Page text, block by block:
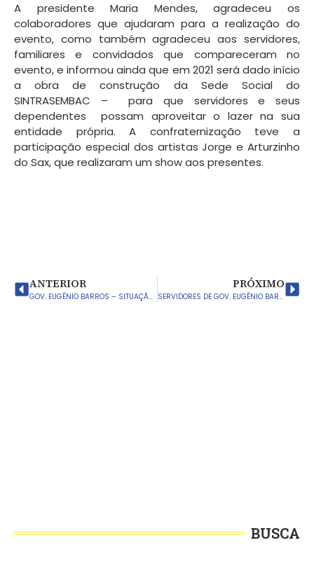
A presidente Maria Mendes, agradeceu os
colaboradores que ajudaram para a realização do
evento, como também agradeceu aos servidores,
familiares e convidados que compareceram no
evento, e informou ainda que em 2021 será dado início
a obra de construção da Sede Social do
SINTRASEMBAC – para que servidores e seus
dependentes possam aproveitar o lazer na sua
entidade própria. A confraternização teve a
participação especial dos artistas Jorge e Arturzinho
do Sax, que realizaram um show aos presentes.
ANTERIOR
GOV. EUGÊNIO BARROS – SITUAÇÃO ATUAL DOS SERVIDORES MUNICIPAIS
PRÓXIMO
SERVIDORES DE GOV. EUGÊNIO BARROS FARÃO ATO PÚBLICO DIA 30 DE DEZEMBRO
BUSCA